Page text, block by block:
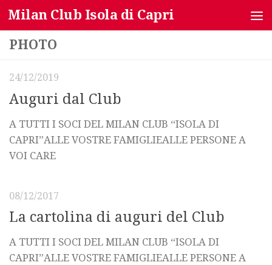
Salta al contenuto
Milan Club Isola di Capri
PHOTO
24/12/2019
Auguri dal Club
A TUTTI I SOCI DEL MILAN CLUB “ISOLA DI
CAPRI”ALLE VOSTRE FAMIGLIEALLE PERSONE A
VOI CARE
08/12/2017
La cartolina di auguri del Club
A TUTTI I SOCI DEL MILAN CLUB “ISOLA DI
CAPRI”ALLE VOSTRE FAMIGLIEALLE PERSONE A